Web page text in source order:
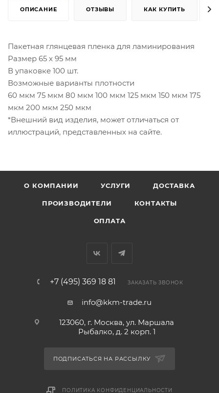
ОПИСАНИЕ ОТЗЫВЫ КАК КУПИТЬ
Пакетная глянцевая пленка для ламинирования
Размер 65 х 95 мм
В упаковке 100 шт.
Возможные варианты плотности
60 мкм 75 мкм 80 мкм 100 мкм 125 мкм 150 мкм 175
мкм 200 мкм 250 мкм
*Внешний вид изделия, может отличаться от
иллюстраций, представленных на сайте.
О КОМПАНИИ УСЛУГИ ДОСТАВКА
ПРОИЗВОДИТЕЛИ КОНТАКТЫ
ОПЛАТА
+7 (495) 369 18 81 ЗАКАЗАТЬ ЗВОНОК
info@kkm-trade.ru
123060, г. Москва, ул. Маршала
Рыбалко, д. 2 корп. 1
ПОДПИСАТЬСЯ НА РАССЫЛКУ
ПОЛИТИКА КОНФИДЕНЦИАЛЬНОСТИ